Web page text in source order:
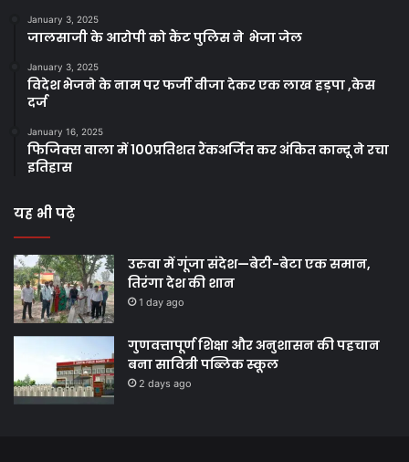
January 3, 2025
जालसाजी के आरोपी को कैंट पुलिस ने भेजा जेल
January 3, 2025
विदेश भेजने के नाम पर फर्जी वीजा देकर एक लाख हड़पा ,केस
दर्ज
January 16, 2025
फिजिक्स वाला में 100प्रतिशत रैंकअर्जित कर अंकित कान्दू ने रचा
इतिहास
यह भी पढ़े
उरुवा में गूंजा संदेश—बेटी-बेटा एक समान,
तिरंगा देश की शान
1 day ago
गुणवत्तापूर्ण शिक्षा और अनुशासन की पहचान
बना सावित्री पब्लिक स्कूल
2 days ago